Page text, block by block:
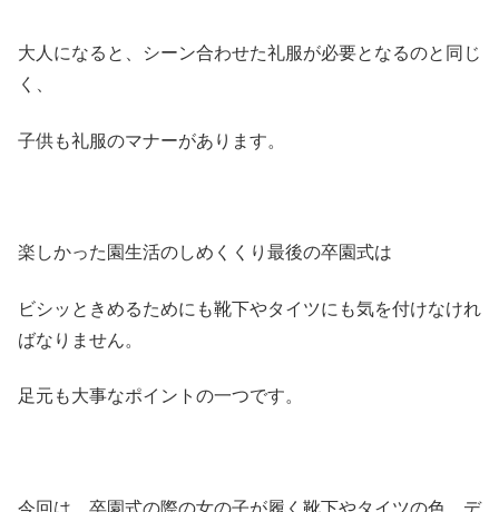
大人になると、シーン合わせた礼服が必要となるのと同じ
く、
子供も礼服のマナーがあります。
楽しかった園生活のしめくくり最後の卒園式は
ビシッときめるためにも靴下やタイツにも気を付けなけれ
ばなりません。
足元も大事なポイントの一つです。
今回は、卒園式の際の女の子が履く靴下やタイツの色、デ